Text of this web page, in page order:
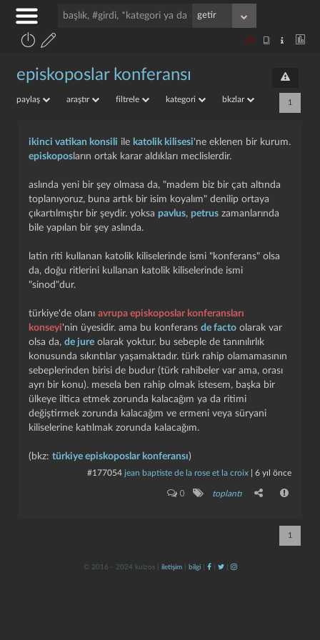
episkoposlar konferansı
paylaş araştır filtrele kategori bkzlar 1
ikinci vatikan konsili ile katolik kilisesi'ne eklenen bir kurum.
episkopos ların ortak karar aldıkları meclislerdir.
aslında yeni bir şey olmasa da, "madem biz bir çatı altında
toplanıyoruz, buna artık bir isim koyalım" denilip ortaya
çıkartılmıştır bir şeydir. yoksa pavlus, petrus zamanlarında
bile yapılan bir şey aslında.
latin riti kullanan katolik kiliselerinde ismi "konferans" olsa
da, doğu ritlerini kullanan katolik kiliselerinde ismi
"sinod"dur.
türkiye'de olanı avrupa episkoposlar konferansları
konseyi'nin üyesidir. ama bu konferans de facto olarak var
olsa da, de jure olarak yoktur. bu sebeple de tanınılırlık
konusunda sıkıntılar yaşamaktadır. türk rahip olamamasının
sebeplerinden birisi de budur (türk rahibeler var ama, orası
ayrı bir konu). mesela ben rahip olmak istesem, başka bir
ülkeye iltica etmek zorunda kalacağım ya da ritimi
değiştirmek zorunda kalacağım ve ermeni veya süryani
kiliselerine katılmak zorunda kalacağım.
(bkz: türkiye episkoposlar konferansı)
#177054 jean baptiste de la rose et la croix 6 yıl önce
0 toplantı
1
© 2016 - 2024 kulzos | iletişim| bilgi| | |